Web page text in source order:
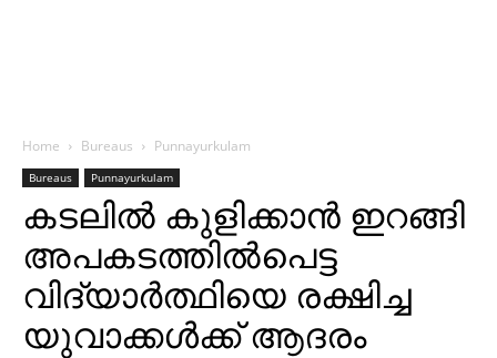
Home Bureaus Punnayurkulam
Bureaus Punnayurkulam
കടലില്‍ കുളിക്കാന്‍ ഇറങ്ങി
അപകടത്തില്‍പെട്ട
വിദ്യാര്‍ത്ഥിയെ രക്ഷിച്ച
യുവാക്കള്‍ക്ക് ആദരം